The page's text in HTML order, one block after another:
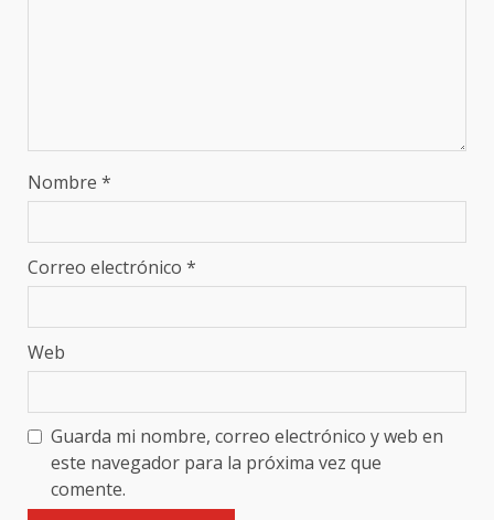
Nombre *
Correo electrónico *
Web
Guarda mi nombre, correo electrónico y web en
este navegador para la próxima vez que
comente.